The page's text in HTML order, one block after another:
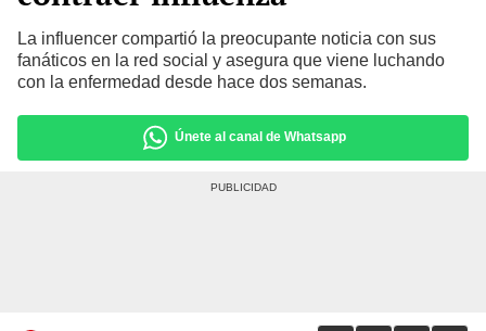
La influencer compartió la preocupante noticia con sus
fanáticos en la red social y asegura que viene luchando
con la enfermedad desde hace dos semanas.
Únete al canal de Whatsapp